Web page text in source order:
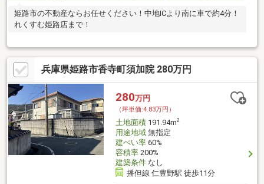
姫路市の不動産ならお任せください！中地ICより南に車で約4分！
れくすむ姫路店まで！
兵庫県姫路市香寺町須加院 280万円
280万円
（坪単価:4.83万円）
土地面積191.94m2
用途地域無指定
建ぺい率60%
容積率200%
建築条件なし
播但線 仁豊野駅 徒歩11分